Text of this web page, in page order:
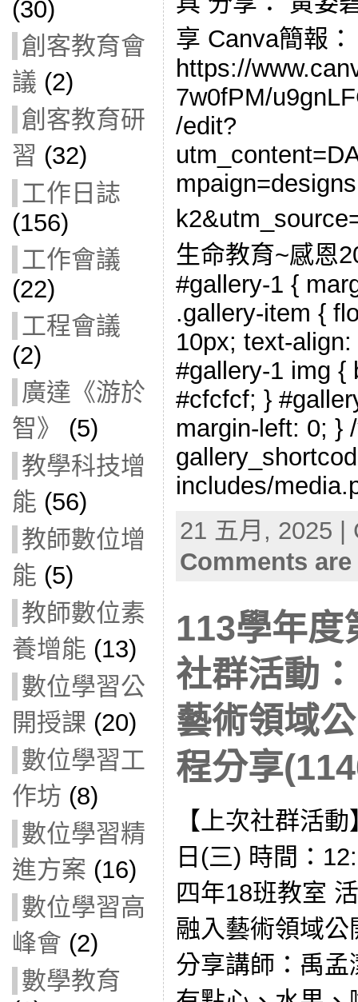
(30)
創客教育會
議 (2)
創客教育研
習 (32)
工作日誌
(156)
工作會議
(22)
工程會議
(2)
廣達《游於
智》
(5)
教學科技增
能 (56)
教師數位增
能 (5)
教師數位素
養增能 (13)
數位學習公
開授課 (20)
數位學習工
作坊 (8)
數位學習精
進方案 (16)
數位學習高
峰會 (2)
數學教育
享 Canva簡報：
https://
7w0fPM/
/edit?
生命教育~感恩
#gallery-1 {
.gallery-item {
10px; text-
#gallery-1 img {
#cfcfcf; }
margin-left: 0; }
includes/
21 五月, 2025
Comments
113學年度
社群活動
藝術領域
程分享
【上次社群活
日(三) 時間：
四年18班教室
融入藝術領域
分享講師：禹